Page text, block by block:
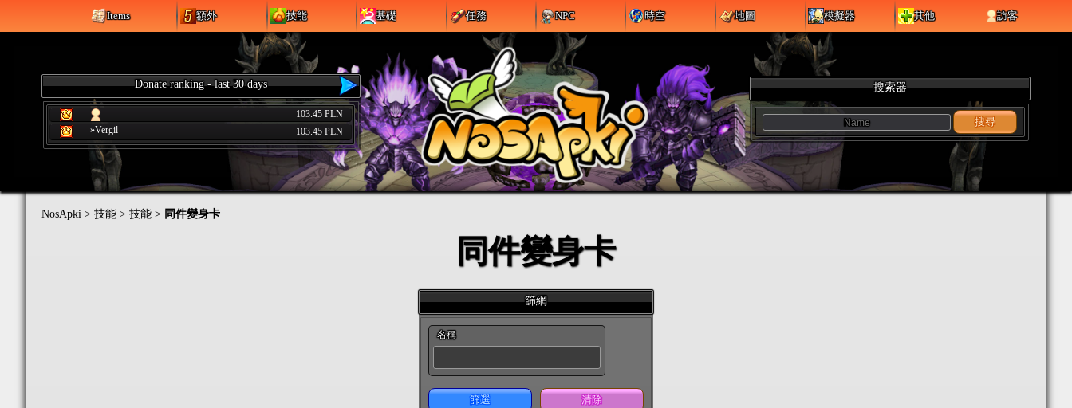
Items 額外 技能 基礎 任務 NPC 時空 地圖 模擬器 其他 訪客
Donate ranking - last 30 days
103.45 PLN
»Vergil
103.45 PLN
搜索器
搜尋
NosApki > 技能 > 技能 > 同件變身卡
同件變身卡
篩網
名稱
篩選 清除